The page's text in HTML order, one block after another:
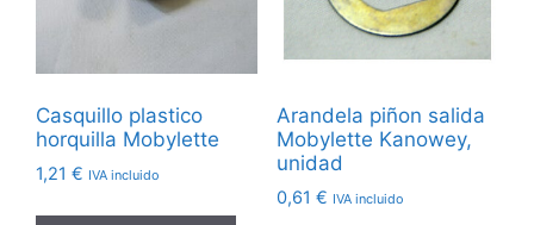
Casquillo plastico
horquilla Mobylette
1,21 € IVA incluido
Arandela piñon salida
Mobylette Kanowey,
unidad
0,61 € IVA incluido